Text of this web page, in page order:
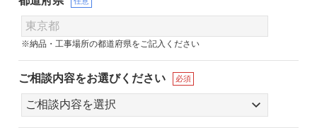
※納品・工事場所の都道府県をご記入ください
ご相談内容をお選びください 必須